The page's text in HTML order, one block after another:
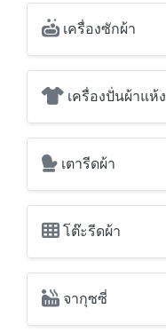
เครื่องซักผ้า
เครื่องปั่นผ้าแห้ง
เตารีดผ้า
โต๊ะรีดผ้า
จากุซซี่